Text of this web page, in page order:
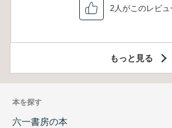
2人がこのレビ
もっと見る
本を探す
六一書房の本